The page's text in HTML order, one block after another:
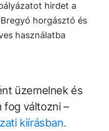
hirdet a
horgásztó és
használatba
üzemelnek és
fog változni –
kiírásban.